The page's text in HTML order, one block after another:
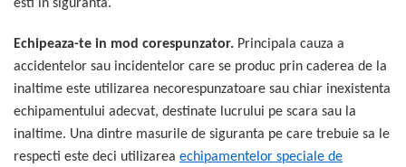
esti in siguranta.
Echipeaza-te in mod corespunzator. Principala cauza a
accidentelor sau incidentelor care se produc prin caderea de la
inaltime este utilizarea necorespunzatoare sau chiar inexistenta
echipamentului adecvat, destinate lucrului pe scara sau la
inaltime. Una dintre masurile de siguranta pe care trebuie sa le
respecti este deci utilizarea echipamentelor speciale de